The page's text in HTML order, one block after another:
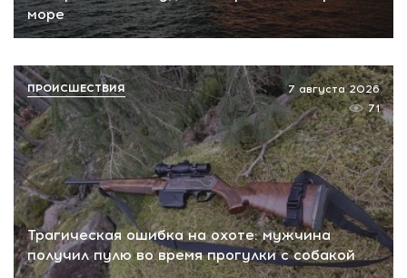
море
Трагическая ошибка на охоте: мужчина
получил пулю во время прогулки с собакой
7 августа 2026
71
ПРОИСШЕСТВИЯ